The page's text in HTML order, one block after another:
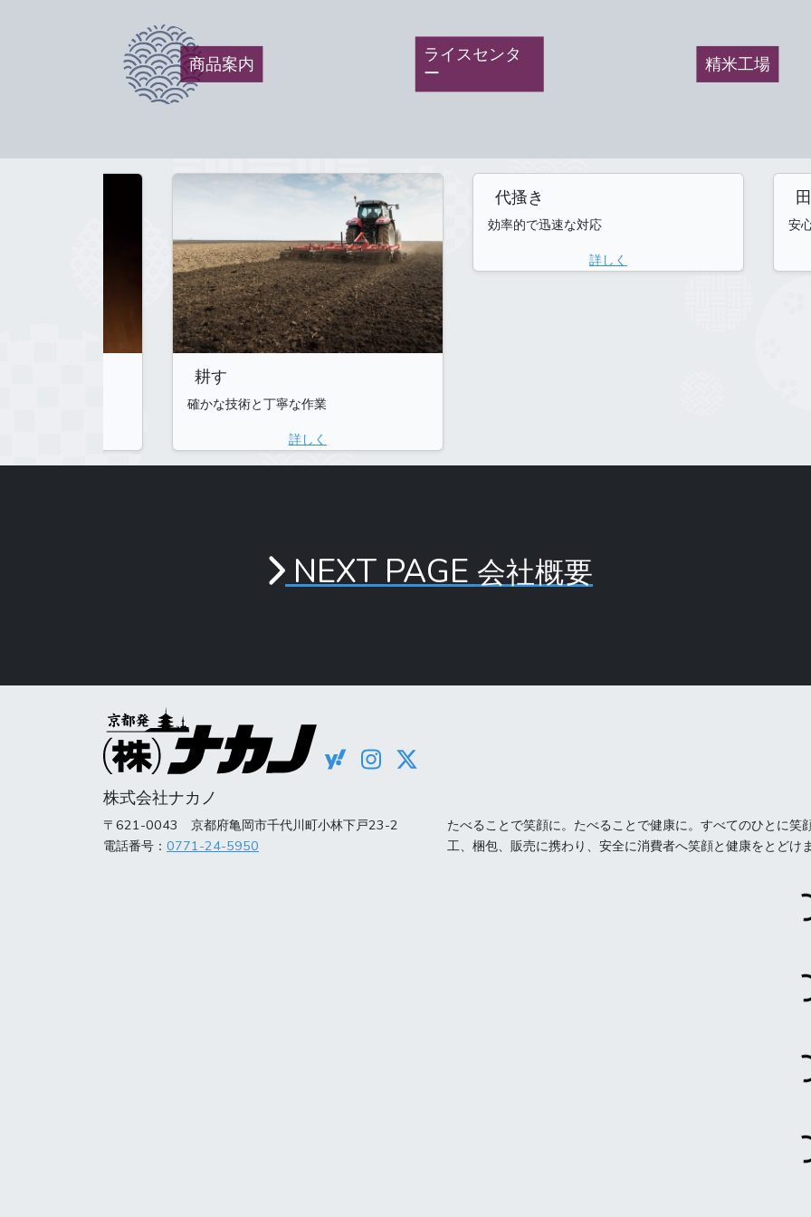
商品案内
ライスセンタ
ー
精米工場
耕す
確かな技術と丁寧な作業
詳しく
代搔き
効率的で迅速な対応
詳しく
安
NEXT PAGE会社概要
株式会社ナカノ
〒621-0043 京都府亀岡市千代川町小林下戸23-2
電話番号： 0771-24-5950
たべることで笑顔に。たべることで健康に。すべてのひとに
工、梱包、販売に携わり、安全に消費者へ笑顔と健康をとどけ